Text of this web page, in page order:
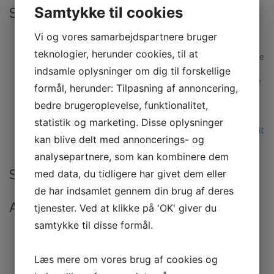
f
Seneste indlæg
Fordele ved at vælge et lagerhotel til din virksomheds
logistik
Fleksibel og professionel teltudlejning i København til alle
typer arrangementer
Find det bedste autoværksted i Hjørring til din bilservice
og reparation
Healing i København: Din guide til bedre velvære og
balance
Sådan vælger du de perfekte luksuriøse bordplader til dit
hjem
Seneste kommentarer
Arkiver
juli 2026
januar 2026
Samtykke til cookies
Vi og vores samarbejdspartnere bruger
teknologier, herunder cookies, til at
indsamle oplysninger om dig til forskellige
formål, herunder: Tilpasning af annoncering,
bedre brugeroplevelse, funktionalitet,
statistik og marketing. Disse oplysninger
kan blive delt med annoncerings- og
analysepartnere, som kan kombinere dem
med data, du tidligere har givet dem eller
de har indsamlet gennem din brug af deres
tjenester. Ved at klikke på 'OK' giver du
samtykke til disse formål.
Læs mere om vores brug af cookies og